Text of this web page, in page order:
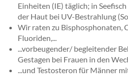
Einheiten (IE) täglich; in
der Haut bei UV-Bestrahlung
Wir raten zu Bisphosphonaten,
Fluoriden,...
...vorbeugender/ begleitender
Gestagen bei Frauen in den
...und Testosteron für Männer